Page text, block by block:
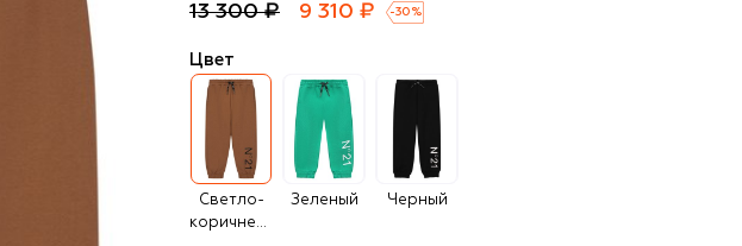
13 300 ₽ 9 310 ₽ -30 %
Цвет
Светло-
коричневый
Зеленый Черный